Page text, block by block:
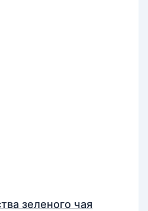
зеленого чая